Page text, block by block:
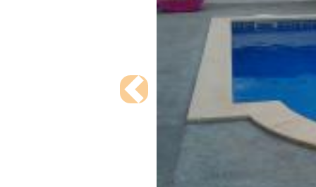
Previous